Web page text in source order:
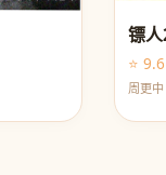
镖
⭐ 9.6
周更中